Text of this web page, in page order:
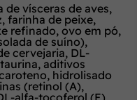
de vísceras de aves,
farinha de peixe,
refinado, ovo em pó,
de suíno),
cervejaria, DL-
aditivos
hidrolisado
(retinol (A),
alfa-tocoferol (E),